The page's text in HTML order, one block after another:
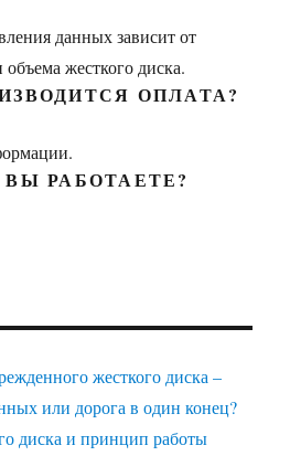
данных зависит от
жесткого диска.
ОПЛАТА?
РАБОТАЕТЕ?
жесткого диска –
или дорога в один конец?
диска и принцип работы